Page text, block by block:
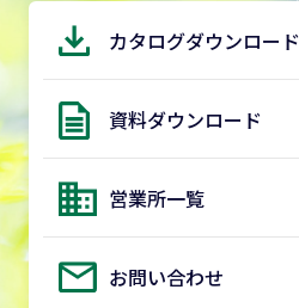
カタログダウンロード
資料ダウンロード
営業所一覧
お問い合わせ